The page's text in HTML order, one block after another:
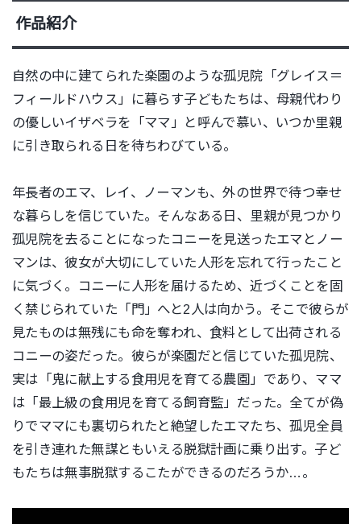
作品紹介
自然の中に建てられた楽園のような孤児院「グレイス＝
フィールドハウス」に暮らす子どもたちは、母親代わり
の優しいイザベラを「ママ」と呼んで慕い、いつか里親
に引き取られる日を待ちわびている。
年長者のエマ、レイ、ノーマンも、外の世界で待つ幸せ
な暮らしを信じていた。そんなある日、里親が見つかり
孤児院を去ることになったコニーを見送ったエマとノー
マンは、彼女が大切にしていた人形を忘れて行ったこと
に気づく。コニーに人形を届けるため、近づくことを固
く禁じられていた「門」へと2人は向かう。そこで彼らが
見たものは無残にも命を奪われ、食料として出荷される
コニーの姿だった。 彼らが楽園だと信じていた孤児院、
実は「鬼に献上する食用児を育てる農園」であり、ママ
は「最上級の食用児を育てる飼育監」だった。全てが偽
りでママにも裏切られたと絶望したエマたち、孤児全員
を引き連れた無謀ともいえる脱獄計画に乗り出す。子ど
もたちは無事脱獄するこたができるのだろうか…。